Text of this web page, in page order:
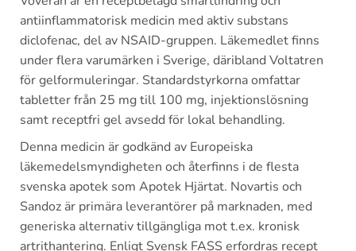
antiinflammatorisk medicin med aktiv substans
diclofenac, del av NSAID-gruppen. Läkemedlet finns
under flera varumärken i Sverige, däribland Voltatren
för gelformuleringar. Standardstyrkorna omfattar
tabletter från 25 mg till 100 mg, injektionslösning
samt receptfri gel avsedd för lokal behandling.
Denna medicin är godkänd av Europeiska
läkemedelsmyndigheten och återfinns i de flesta
svenska apotek som Apotek Hjärtat. Novartis och
Sandoz är primära leverantörer på marknaden, med
generiska alternativ tillgängliga mot t.ex. kronisk
artrithantering. Enligt Svensk FASS erfordras recept